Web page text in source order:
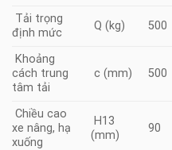
Tải trọng
định mức
Q (kg) 500
Khoảng
cách trung
tâm tải
c (mm) 500
Chiều cao
xe nâng, hạ
xuống
H13
(mm)
90